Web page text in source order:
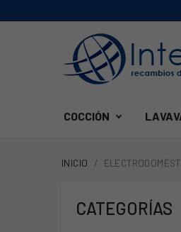
COCCIÓN
INICIO
CATEGORÍAS